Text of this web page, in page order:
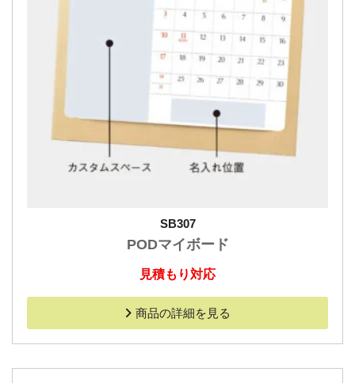
SB307
PODマイボード
見積もり対応
商品の詳細を見る